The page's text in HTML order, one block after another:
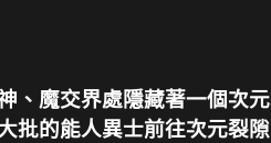
、魔交界處隱藏著一個次
批的能人異士前往次元裂